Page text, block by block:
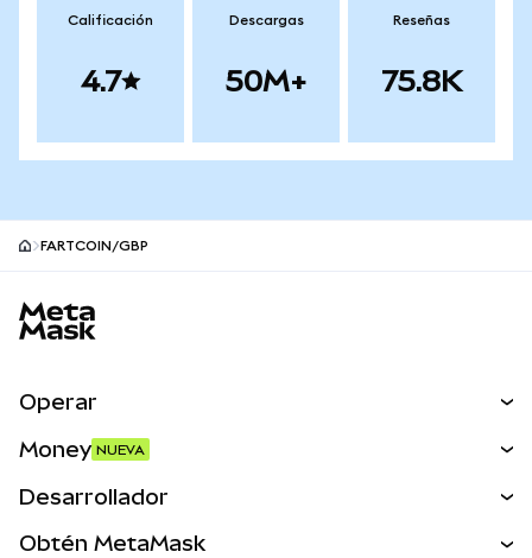
Calificación
4.7
Descargas
50M+
Reseñas
75.8K
FARTCOIN/GBP
Operar
Money NUEVA
Desarrollador
Obtén MetaMask